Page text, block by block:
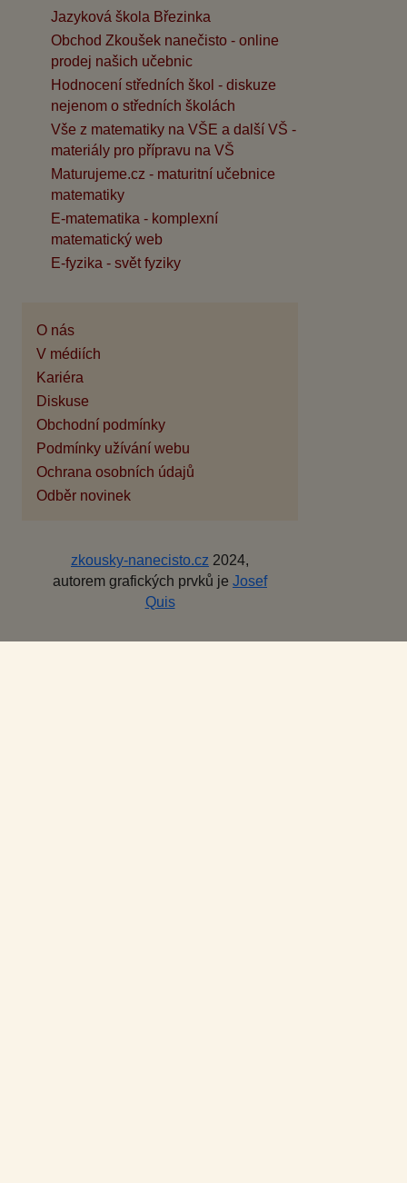
Jazyková škola Březinka
Obchod Zkoušek nanečisto - online
prodej našich učebnic
Hodnocení středních škol - diskuze
nejenom o středních školách
Vše z matematiky na VŠE a další VŠ -
materiály pro přípravu na VŠ
Maturujeme.cz - maturitní učebnice
matematiky
E-matematika - komplexní
matematický web
E-fyzika - svět fyziky
O nás
V médiích
Kariéra
Diskuse
Obchodní podmínky
Podmínky užívání webu
Ochrana osobních údajů
Odběr novinek
zkousky-nanecisto.cz 2024,
autorem grafických prvků je Josef
Quis